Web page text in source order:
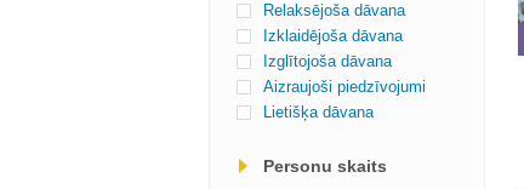
Relaksējoša dāvana
Izklaidējoša dāvana
Izglītojoša dāvana
Aizraujoši piedzīvojumi
Lietišķa dāvana
Personu skaits